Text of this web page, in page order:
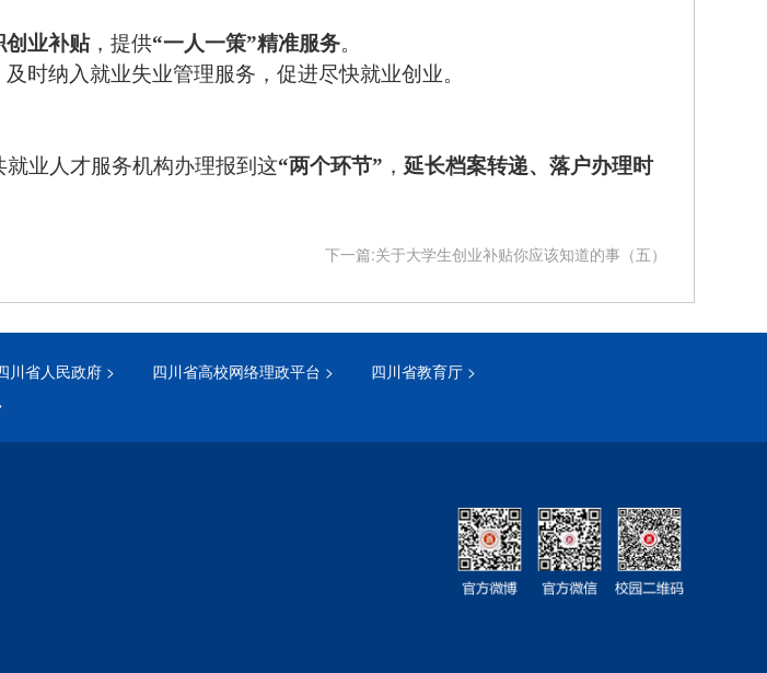
创业补贴，提供“一人一策”精准服务。
及时纳入就业失业管理服务，促进尽快就业创业。
业人才服务机构办理报到这“两个环节” ， 延长档案转递、落户办理时
下一篇:关于大学生创业补贴你应该知道的事（五）
川省人民政府 > 四川省高校网络理政平台 >
四川省教育厅 >